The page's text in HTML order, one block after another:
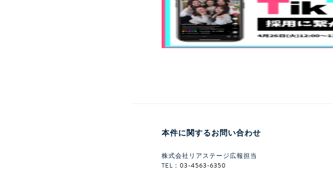
本件に関するお問い合わせ
株式会社リアステージ広報担当
TEL： 03-4563-6350